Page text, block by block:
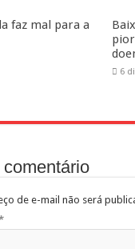
faz mal para a
6
de e-mail não será